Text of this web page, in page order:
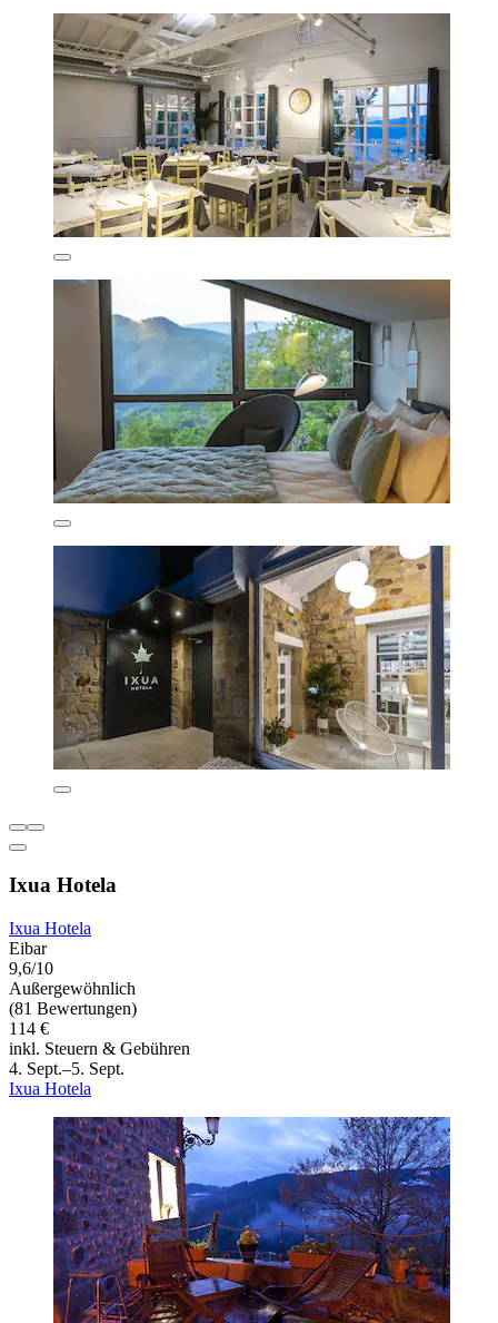
Ixua Hotela
Ixua Hotela
Eibar
9,6/10
Außergewöhnlich
(81 Bewertungen)
114 €
inkl. Steuern & Gebühren
4. Sept.–5. Sept.
Ixua Hotela